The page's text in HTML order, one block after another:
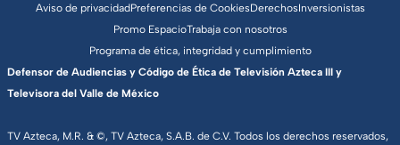
TV Azteca, M.R. & ©, TV Azteca, S.A.B. de C.V. Todos los derechos reservados,
Aviso de privacidadPreferencias de CookiesDerechosInversionistas
Promo EspacioTrabaja con nosotros
Programa de ética, integridad y cumplimiento
Defensor de Audiencias y Código de Ética de Televisión Azteca III y
Televisora del Valle de México